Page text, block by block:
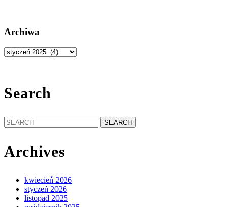
Archiwa
Archiwa
Search
Search
for:
Archives
kwiecień 2026
styczeń 2026
listopad 2025